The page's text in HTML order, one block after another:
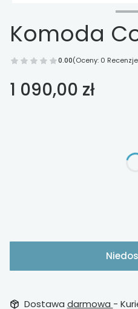
Komoda
0.00(Oceny: 0
Cena
1 090,00 zł
Dostawa darmowa -